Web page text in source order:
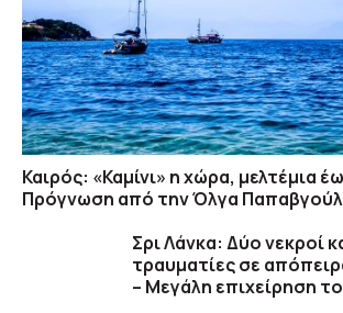
Καιρός: «Καμίνι» η χώρα, μελτέμια
Πρόγνωση από την Όλγα
Σρι Λάνκα: Δύο νεκροί
τραυματίες σε
– Μεγάλη επιχείρηση